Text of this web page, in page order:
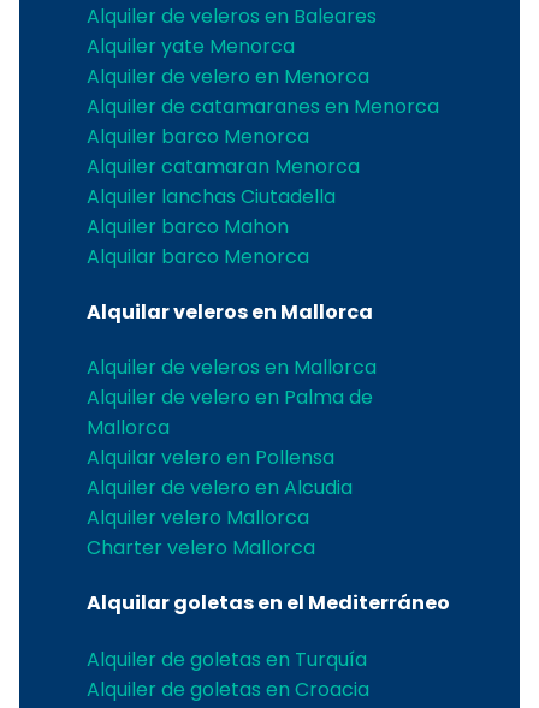
Alquiler de veleros en Baleares
Alquiler yate Menorca
Alquiler de velero en Menorca
Alquiler de catamaranes en Menorca
Alquiler barco Menorca
Alquiler catamaran Menorca
Alquiler lanchas Ciutadella
Alquiler barco Mahon
Alquilar barco Menorca
Alquilar veleros en Mallorca
Alquiler de veleros en Mallorca
Alquiler de velero en Palma de
Mallorca
Alquilar velero en Pollensa
Alquiler de velero en Alcudia
Alquiler velero Mallorca
Charter velero Mallorca
Alquilar goletas en el Mediterráneo
Alquiler de goletas en Turquía
Alquiler de goletas en Croacia